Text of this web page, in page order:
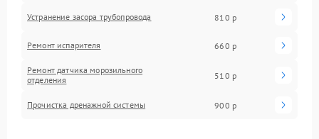
Устранение засора трубопровода 810 р
Ремонт испарителя 660 р
Ремонт датчика морозильного
отделения
510 р
Прочистка дренажной системы 900 р